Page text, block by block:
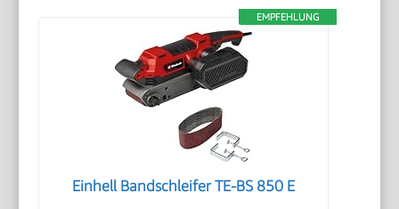
EMPFEHLUNG
Einhell Bandschleifer TE-BS 850 E